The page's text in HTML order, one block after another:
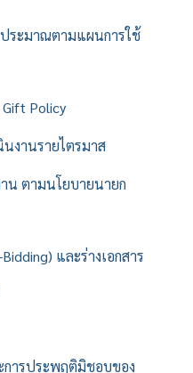
ประมาณตามแผนการใช้
Policy
นงานรายไตรมาส
น ตามนโยบายนายก
และร่างเอกสาร
การประพฤติมิชอบของ